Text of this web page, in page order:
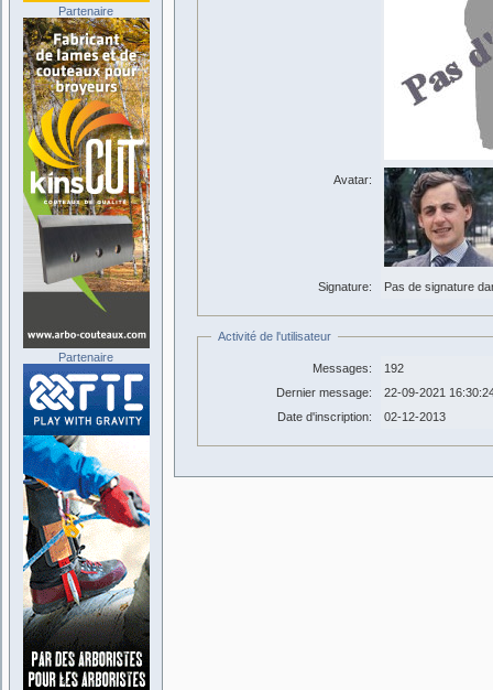
Avatar:
Signature: Pas de signature
Activité de l'utilisateur
Messages:
192
Dernier message:
22-09-2021
Date d'inscription:
02-12-2013
Partenaire
Partenaire